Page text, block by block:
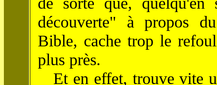
découverte" à propos
Bible, cache trop le
plus près.
Et en effet, trouve vite